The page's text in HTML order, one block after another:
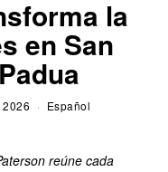
la
en San
Español
reúne cada